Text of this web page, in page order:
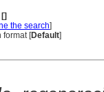
[]
the search]
format [Default]